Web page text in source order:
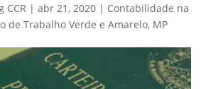
CCR | abr 21, 2020| Contabilidade na
de Trabalho Verde e Amarelo, MP